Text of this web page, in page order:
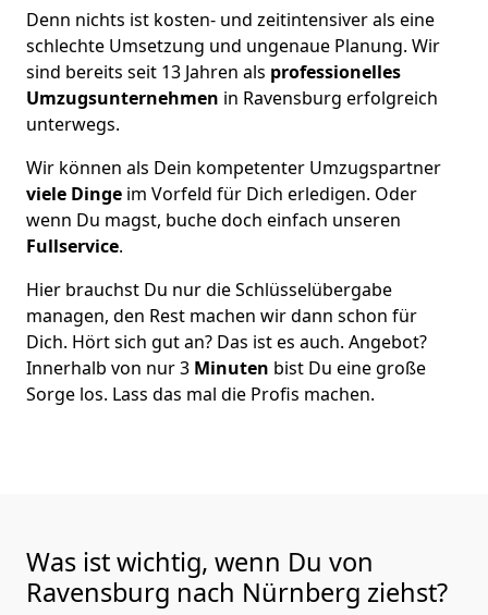
Denn nichts ist kosten- und zeitintensiver als eine
schlechte Umsetzung und ungenaue Planung. Wir
sind bereits seit 13 Jahren als professionelles
Umzugsunternehmen in Ravensburg erfolgreich
unterwegs.
Wir können als Dein kompetenter Umzugspartner
viele Dinge im Vorfeld für Dich erledigen. Oder
wenn Du magst, buche doch einfach unseren
Fullservice.
Hier brauchst Du nur die Schlüsselübergabe
managen, den Rest machen wir dann schon für
Dich. Hört sich gut an? Das ist es auch. Angebot?
Innerhalb von nur 3 Minuten bist Du eine große
Sorge los. Lass das mal die Profis machen.
Was ist wichtig, wenn Du von
Ravensburg nach Nürnberg ziehst?